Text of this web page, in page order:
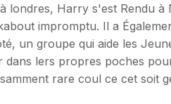
londres, Harry s'est Rendu
impromptu. Il a
un groupe qui aide les
lers propres poches
rare coul ce cet soit